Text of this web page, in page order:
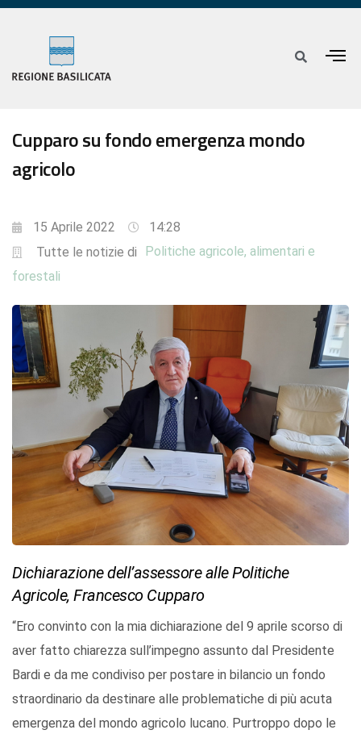
Cupparo su fondo emergenza mondo
agricolo
15 Aprile 2022
14:28
Tutte le notizie di
Politiche agricole, alimentari e
forestali
Dichiarazione dell’assessore alle Politiche
Agricole, Francesco Cupparo
“Ero convinto con la mia dichiarazione del 9 aprile scorso di
aver fatto chiarezza sull’impegno assunto dal Presidente
Bardi e da me condiviso per postare in bilancio un fondo
straordinario da destinare alle problematiche di più acuta
emergenza del mondo agricolo lucano. Purtroppo dopo le